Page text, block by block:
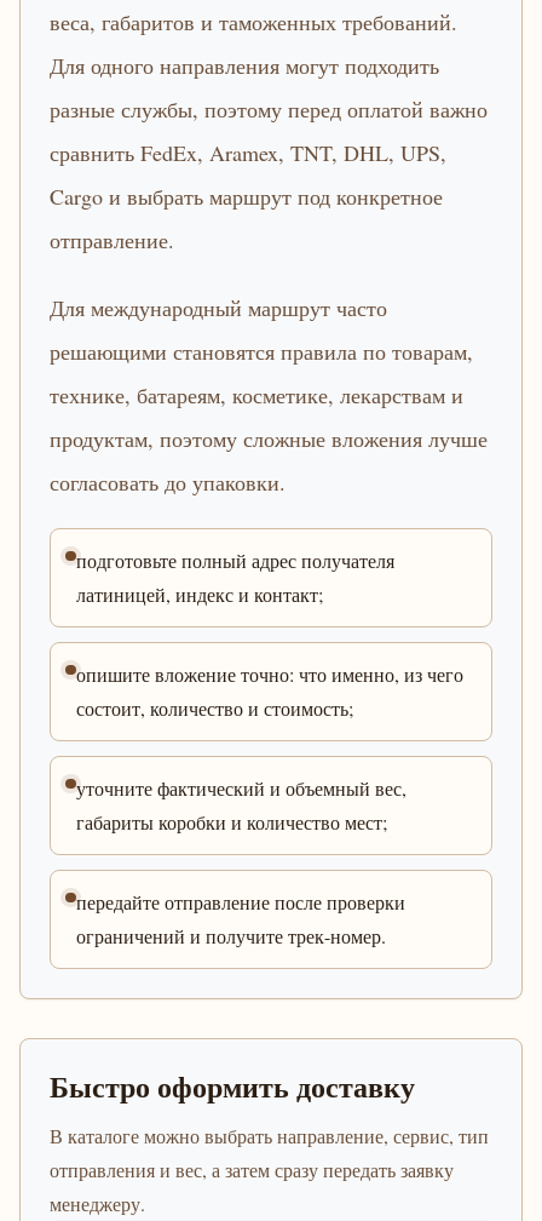
веса, габаритов и таможенных требований.
Для одного направления могут подходить
разные службы, поэтому перед оплатой важно
сравнить FedEx, Aramex, TNT, DHL, UPS,
Cargo и выбрать маршрут под конкретное
отправление.
Для международный маршрут часто
решающими становятся правила по товарам,
технике, батареям, косметике, лекарствам и
продуктам, поэтому сложные вложения лучше
согласовать до упаковки.
подготовьте полный адрес получателя
латиницей, индекс и контакт;
опишите вложение точно: что именно, из чего
состоит, количество и стоимость;
уточните фактический и объемный вес,
габариты коробки и количество мест;
передайте отправление после проверки
ограничений и получите трек-номер.
Быстро оформить доставку
В каталоге можно выбрать направление, сервис, тип
отправления и вес, а затем сразу передать заявку
менеджеру.